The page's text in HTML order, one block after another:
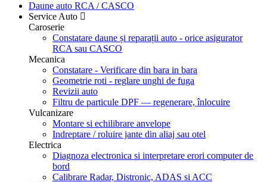
Daune auto RCA / CASCO
Service Auto
Caroserie
Constatare daune și reparații auto - orice asigurator
RCA sau CASCO
Mecanica
Constatare - Verificare din bara in bara
Geometrie roti - reglare unghi de fuga
Revizii auto
Filtru de particule DPF — regenerare, înlocuire
Vulcanizare
Montare si echilibrare anvelope
Indreptare / roluire jante din aliaj sau otel
Electrica
Diagnoza electronica si interpretare erori computer de
bord
Calibrare Radar, Distronic, ADAS si ACC